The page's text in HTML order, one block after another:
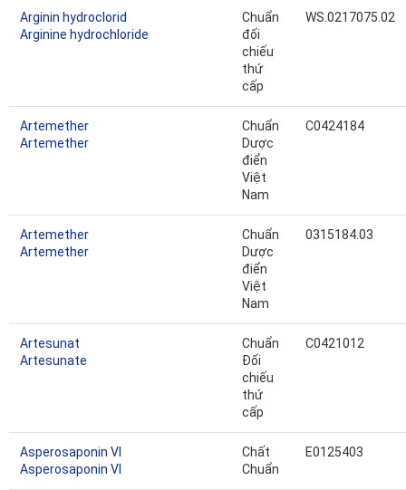
Arginin hydroclorid
Arginine hydrochloride
Chuẩn
đối
chiếu
thứ
cấp
WS.0217075.02
Artemether
Artemether
Chuẩn
Dược
điển
Việt
Nam
C0424184
Artemether
Artemether
Chuẩn
Dược
điển
Việt
Nam
0315184.03
Artesunat
Artesunate
Chuẩn
Đối
chiếu
thứ
cấp
C0421012
Asperosaponin VI
Asperosaponin VI
Chất
Chuẩn
E0125403